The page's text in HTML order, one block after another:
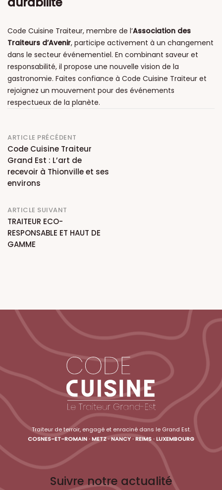
Code Cuisine Traiteur, membre de l’Association des
Traiteurs d’Avenir, participe activement à un changement
dans le secteur événementiel. En combinant saveur et
responsabilité, il propose une nouvelle vision de la
gastronomie. Faites confiance à Code Cuisine Traiteur et
rejoignez un mouvement pour des événements
respectueux de la planète.
Post
navigation
ARTICLE PRÉCÉDENT
Code Cuisine Traiteur
Grand Est : L’art de
recevoir à Thionville et ses
environs
ARTICLE SUIVANT
TRAITEUR ECO-
RESPONSABLE ET HAUT DE
GAMME
Traiteur de terroir, engagé et enraciné dans le Grand Est.
COSNES-ET-ROMAIN · METZ · NANCY · REIMS · LUXEMBOURG
Suivre notre actualité